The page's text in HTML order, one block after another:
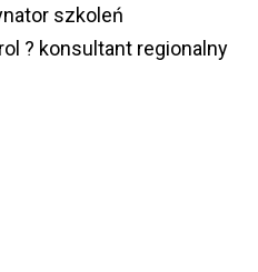
szkoleń
regionalny